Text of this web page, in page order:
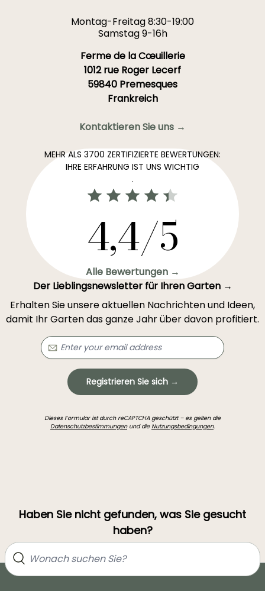
Montag-Freitag 8:30-19:00
Samstag 9-16h
Ferme de la Cœuillerie
1012 rue Roger Lecerf
59840 Premesques
Frankreich
Kontaktieren Sie uns →
MEHR ALS 3700 ZERTIFIZIERTE BEWERTUNGEN:
IHRE ERFAHRUNG IST UNS WICHTIG
.
4,4/5
Alle Bewertungen →
Der Lieblingsnewsletter für Ihren Garten →
Erhalten Sie unsere aktuellen Nachrichten und Ideen,
damit Ihr Garten das ganze Jahr über davon profitiert.
Registrieren Sie sich →
Dieses Formular ist durch reCAPTCHA geschützt – es gelten die
Datenschutzbestimmungenund dieNutzungsbedingungen.
Haben Sie nicht gefunden, was Sie gesucht
haben?